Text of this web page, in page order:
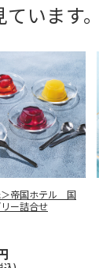
います。
＞帝国ホテル 国
ー詰合せ